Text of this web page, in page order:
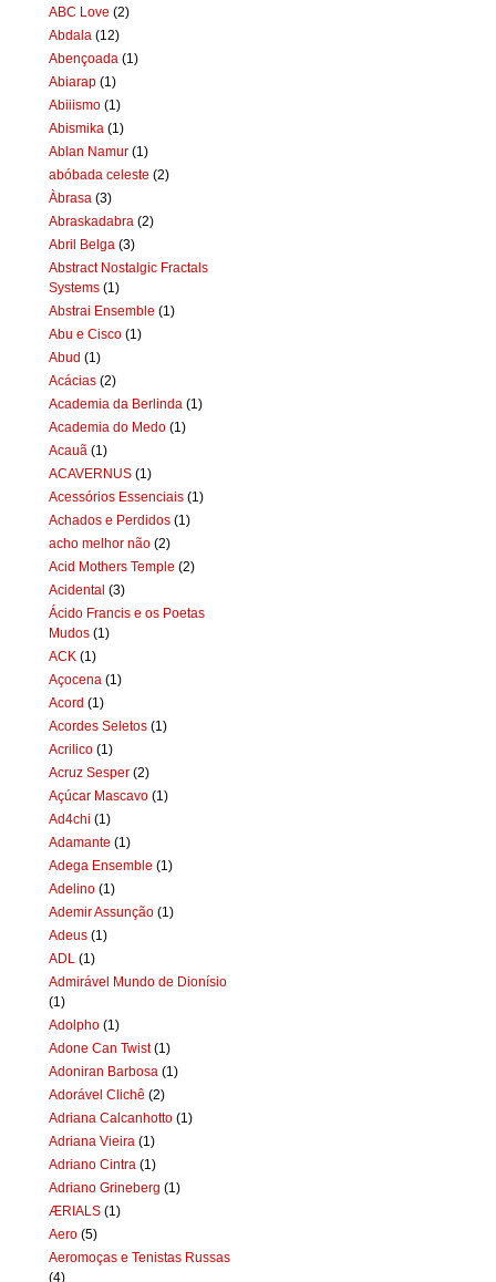
ABC Love (2)
Abdala (12)
Abençoada (1)
Abiarap (1)
Abiiismo (1)
Abismika (1)
Ablan Namur (1)
abóbada celeste (2)
Àbrasa (3)
Abraskadabra (2)
Abril Belga (3)
Abstract Nostalgic Fractals
Systems (1)
Abstrai Ensemble (1)
Abu e Cisco (1)
Abud (1)
Acácias (2)
Academia da Berlinda (1)
Academia do Medo (1)
Acauã (1)
ACAVERNUS (1)
Acessórios Essenciais (1)
Achados e Perdidos (1)
acho melhor não (2)
Acid Mothers Temple (2)
Acidental (3)
Ácido Francis e os Poetas
Mudos (1)
ACK (1)
Açocena (1)
Acord (1)
Acordes Seletos (1)
Acrilico (1)
Acruz Sesper (2)
Açúcar Mascavo (1)
Ad4chi (1)
Adamante (1)
Adega Ensemble (1)
Adelino (1)
Ademir Assunção (1)
Adeus (1)
ADL (1)
Admirável Mundo de Dionísio
(1)
Adolpho (1)
Adone Can Twist (1)
Adoniran Barbosa (1)
Adorável Clichê (2)
Adriana Calcanhotto (1)
Adriana Vieira (1)
Adriano Cintra (1)
Adriano Grineberg (1)
ÆRIALS (1)
Aero (5)
Aeromoças e Tenistas Russas
(4)